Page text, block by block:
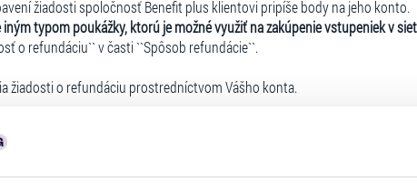
žiadosti spoločnosť Benefit plus klientovi pripíše body na jeho konto.
typom poukážky, ktorú je možné využiť na zakúpenie vstupeniek v
o refundáciu`` v časti ``Spôsob refundácie``.
žiadosti o refundáciu prostredníctvom Vášho konta.